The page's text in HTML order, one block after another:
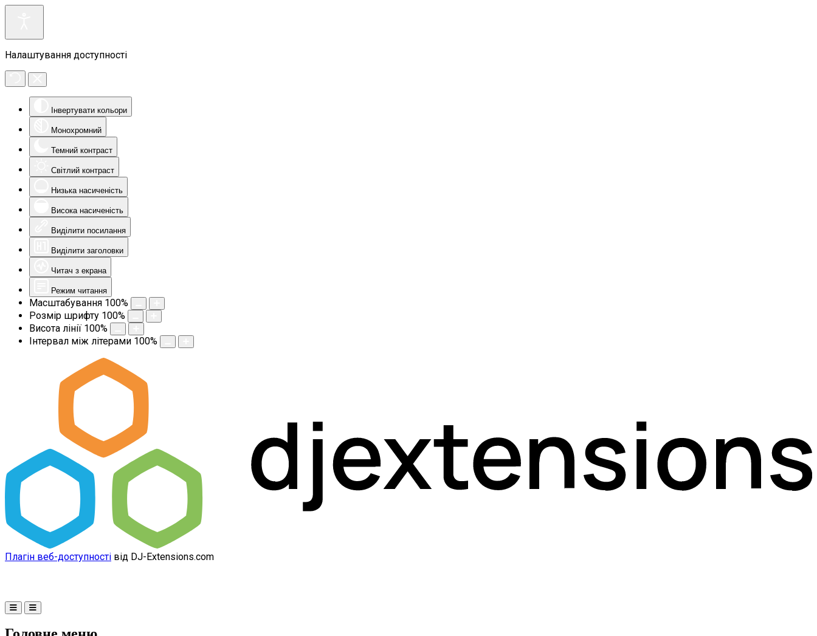
Налаштування доступності
Інвертувати кольори
Монохромний
Темний контраст
Світлий контраст
Низька насиченість
Висока насиченість
Виділити посилання
Виділити заголовки
Читач з екрана
Режим читання
Масштабування 100%
Розмір шрифту 100%
Висота лінії 100%
Інтервал між літерами 100%
Плагін веб-доступності від DJ-Extensions.com